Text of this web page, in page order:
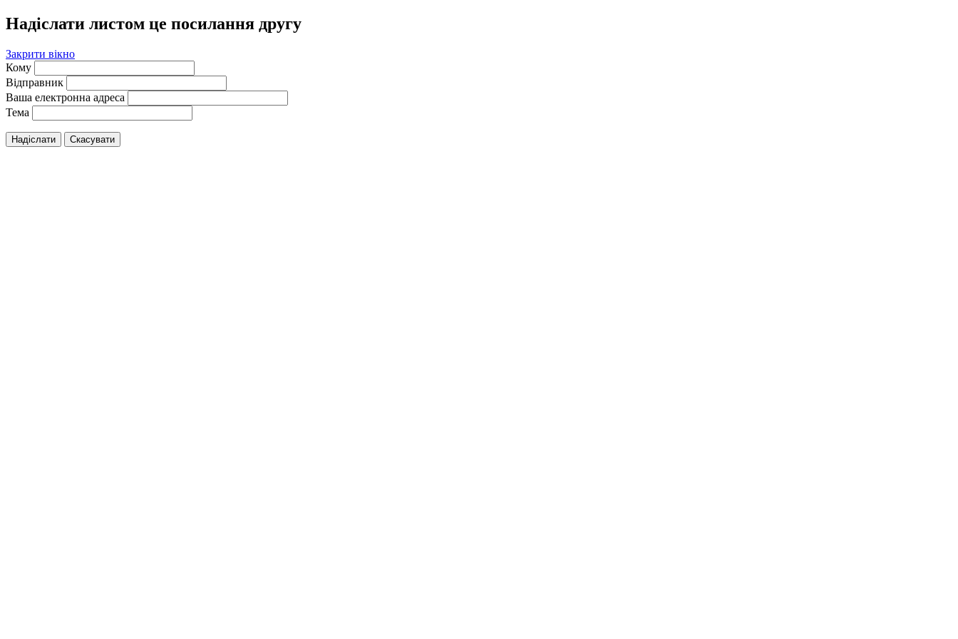
Надіслати листом це посилання другу
Закрити вікно
Кому
Відправник
Ваша електронна адреса
Тема
Надіслати Скасувати